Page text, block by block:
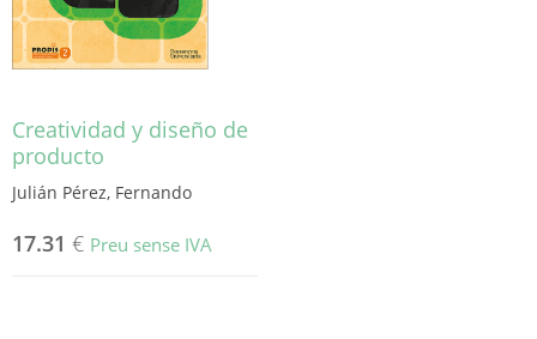
Creatividad y diseño de
producto
Julián Pérez, Fernando
17.31 € Preu sense IVA